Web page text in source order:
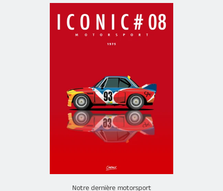
Notre dernière motorsport